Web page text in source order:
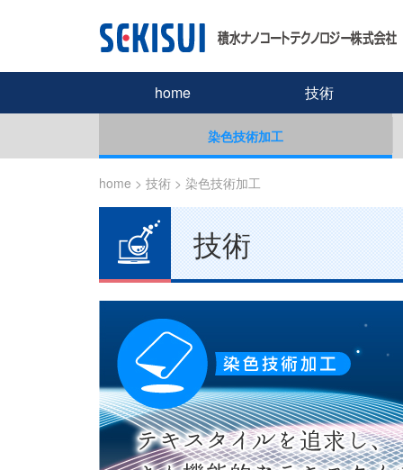
home 技術
染色技術加工
home > 技術 > 染色技術加工
技術